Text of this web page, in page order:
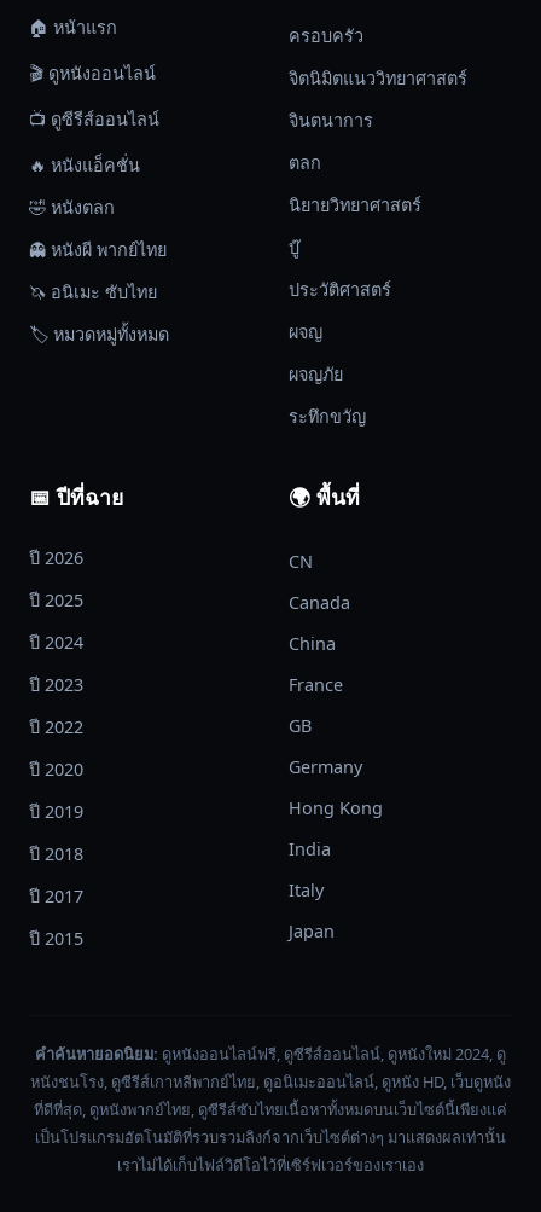
นิยาย
2004
🏠 หน้าแรก
🎬 ดูหนังออนไลน์
📺 ดูซีรีส์ออนไลน์
🔥 หนังแอ็คชั่น
🤣 หนังตลก
👻 หนังผี พากย์ไทย
🦄 อนิเมะ ซับไทย
🏷️ หมวดหมู่ทั้งหมด
ครอบครัว
จิตนิมิตแนววิทยาศาสตร์
จินตนาการ
ตลก
นิยายวิทยาศาสตร์
บู๊
ประวัติศาสตร์
ผจญ
ผจญภัย
ระทึกขวัญ
📅 ปีที่ฉาย
ปี 2026
ปี 2025
ปี 2024
ปี 2023
ปี 2022
ปี 2020
ปี 2019
ปี 2018
ปี 2017
ปี 2015
🌍 พื้นที่
CN
Canada
China
France
GB
Germany
Hong Kong
India
Italy
Japan
คำค้นหายอดนิยม: ดูหนังออนไลน์ฟรี, ดูซีรีส์ออนไลน์, ดูหนังใหม่ 2024, ดู
หนังชนโรง, ดูซีรีส์เกาหลีพากย์ไทย, ดูอนิเมะออนไลน์, ดูหนัง HD, เว็บดูหนัง
ที่ดีที่สุด, ดูหนังพากย์ไทย, ดูซีรีส์ซับไทยเนื้อหาทั้งหมดบนเว็บไซต์นี้เพียงแค่
เป็นโปรแกรมอัตโนมัติที่รวบรวมลิงก์จากเว็บไซต์ต่างๆ มาแสดงผลเท่านั้น
เราไม่ได้เก็บไฟล์วิดีโอไว้ที่เซิร์ฟเวอร์ของเราเอง